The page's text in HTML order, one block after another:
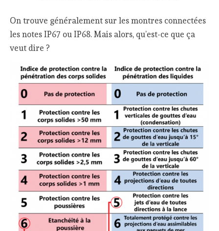
On trouve généralement sur les montres connectées
les notes IP67 ou IP68. Mais alors, qu’est-ce que ça
veut dire ?